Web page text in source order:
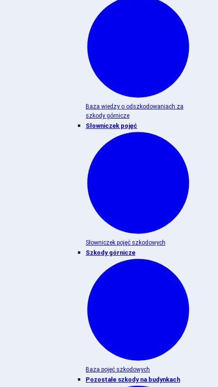
Baza wiedzy o odszkodowaniach za
szkody górnicze
Słowniczek pojęć
Słowniczek pojęć szkodowych
Szkody górnicze
Baza pojęć szkodowych
Pozostałe szkody na budynkach